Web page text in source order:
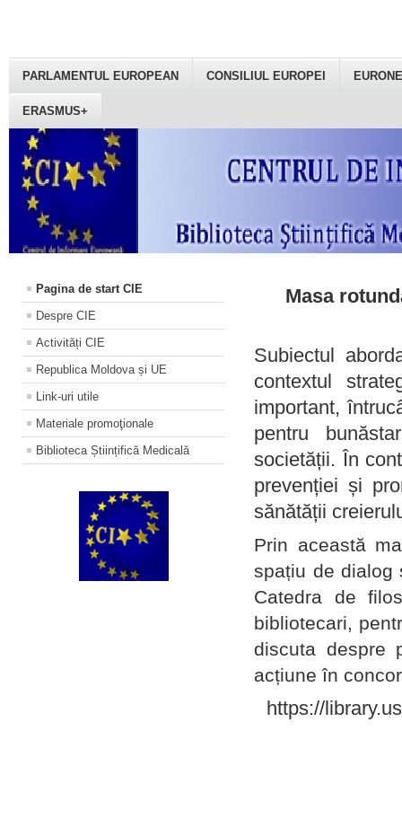
PARLAMENTUL EUROPEAN CONSILIUL EUROPEI
ERASMUS+
Pagina de start CIE
Despre CIE
Activități CIE
Republica Moldova și UE
Link-uri utile
Materiale promoţionale
Biblioteca Științifică Medicală
Masa
Subiectul
contextul
important,
pentru
societății. În
prevenției și
sănătății
Prin această
spațiu de dialog
Catedra de
bibliotecari,
discuta despre
acțiune în
https://